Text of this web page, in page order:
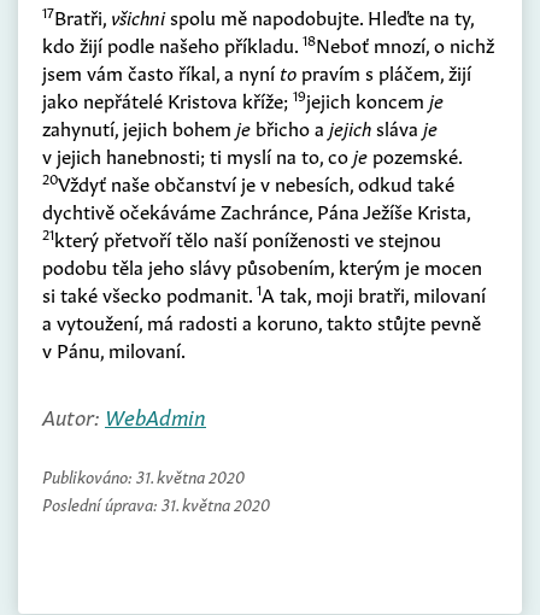
17Bratři, všichnispolu mě napodobujte. Hleďte na ty,
kdo žijí podle našeho příkladu. 18Neboť mnozí, o nichž
jsem vám často říkal, a nyníto pravím s pláčem, žijí
jako nepřátelé Kristova kříže; 19jejich koncem je
zahynutí, jejich bohem je břicho a jejichsláva je
v jejich hanebnosti; ti myslí na to, coje pozemské.
20Vždyť naše občanství je v nebesích, odkud také
dychtivě očekáváme Zachránce, Pána Ježíše Krista,
21který přetvoří tělo naší poníženosti ve stejnou
podobu těla jeho slávy působením, kterým je mocen
si také všecko podmanit. 1A tak, moji bratři, milovaní
a vytoužení, má radosti a koruno, takto stůjte pevně
v Pánu, milovaní.
Autor: WebAdmin
Publikováno: 31. května 2020
Poslední úprava: 31. května 2020